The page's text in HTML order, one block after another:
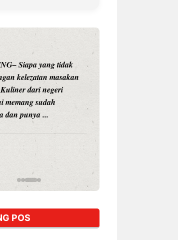
NEWS TNG– Siapa sangka, dua
nama besar di dunia hiburan,
Nunung Srimulat dan Vicky
Prasetyo, kini merambah dunia
kuliner dengan ...
Nunung Srimulat & Vicky
Prasetyo Buka Restoran
POS